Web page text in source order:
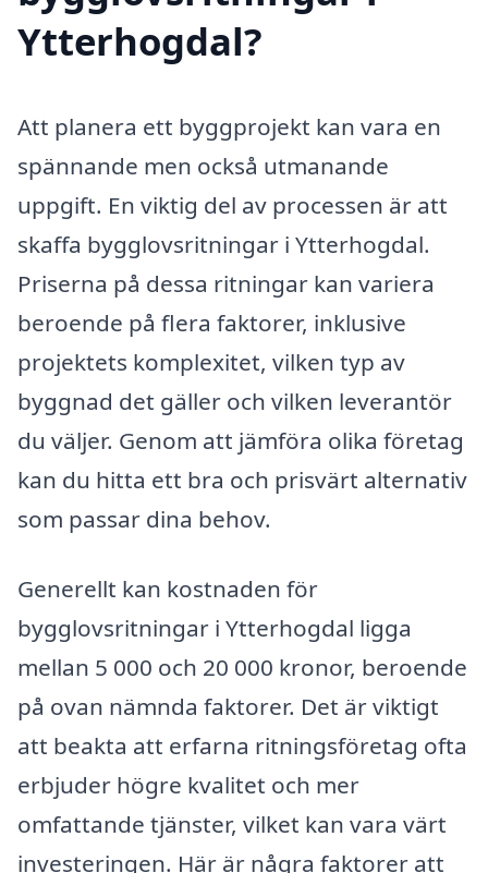
Ytterhogdal?
Att planera ett byggprojekt kan vara en
spännande men också utmanande
uppgift. En viktig del av processen är att
skaffa bygglovsritningar i Ytterhogdal.
Priserna på dessa ritningar kan variera
beroende på flera faktorer, inklusive
projektets komplexitet, vilken typ av
byggnad det gäller och vilken leverantör
du väljer. Genom att jämföra olika företag
kan du hitta ett bra och prisvärt alternativ
som passar dina behov.
Generellt kan kostnaden för
bygglovsritningar i Ytterhogdal ligga
mellan 5 000 och 20 000 kronor, beroende
på ovan nämnda faktorer. Det är viktigt
att beakta att erfarna ritningsföretag ofta
erbjuder högre kvalitet och mer
omfattande tjänster, vilket kan vara värt
investeringen. Här är några faktorer att